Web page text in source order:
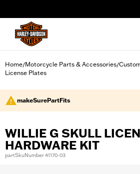
Home/Motorcycle Parts & Accessories/
License Plates
makeSurePartFits
WILLIE G SKULL
HARDWARE KIT
partSkuNumber 41170-03